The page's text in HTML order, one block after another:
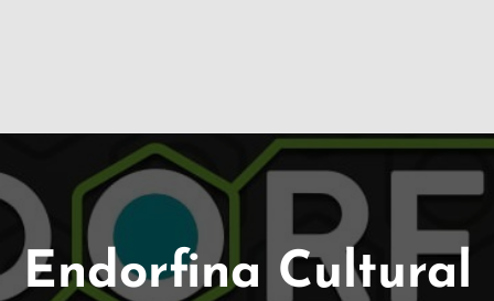
Endorfina Cultural